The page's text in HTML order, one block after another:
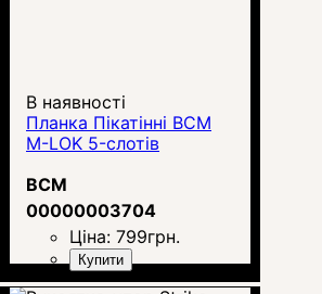
В наявності
Планка Пікатінні BCM
M-LOK 5-слотів
BCM
00000003704
Ціна: 799грн.
Купити